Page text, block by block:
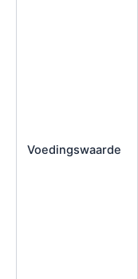
Voedingswaarde